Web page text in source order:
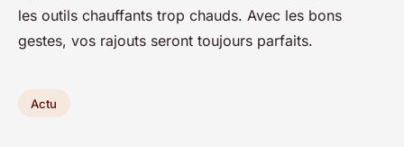
les outils chauffants trop chauds. Avec les bons
gestes, vos rajouts seront toujours parfaits.
Actu